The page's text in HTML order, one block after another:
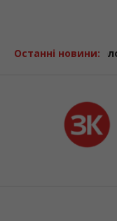
Останні новини: